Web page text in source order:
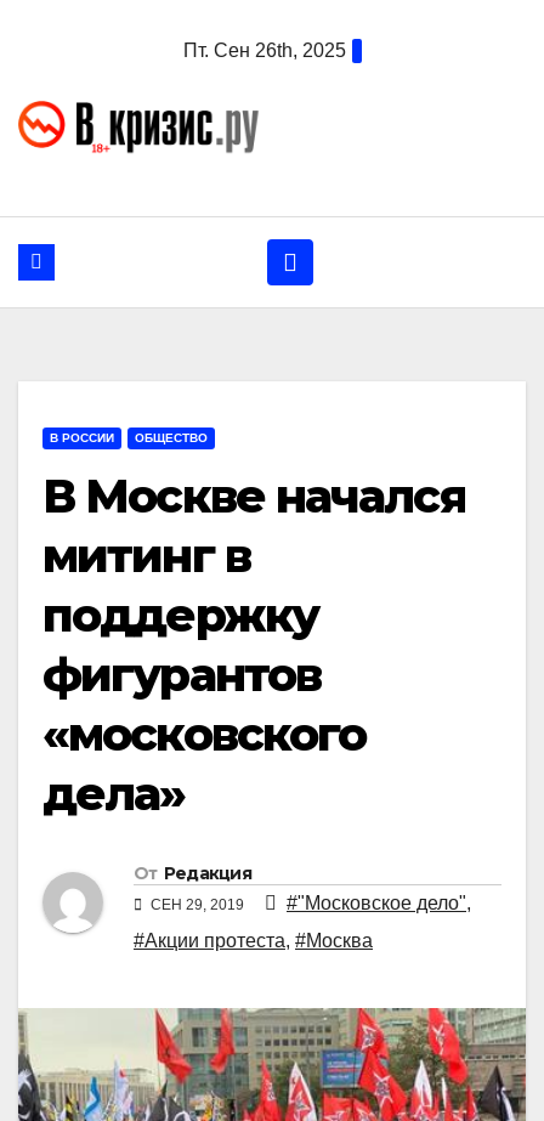
Пт. Сен 26th, 2025
В РОССИИ ОБЩЕСТВО
В Москве начался
митинг в
поддержку
фигурантов
«московского
дела»
От Редакция
СЕН 29, 2019 #"Московское дело",
#Акции протеста, #Москва